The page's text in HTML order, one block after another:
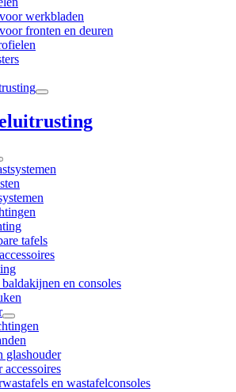
werkbladen
fronten en deuren
tafels
en consoles
glashouder
accessoires
en wastafelconsoles